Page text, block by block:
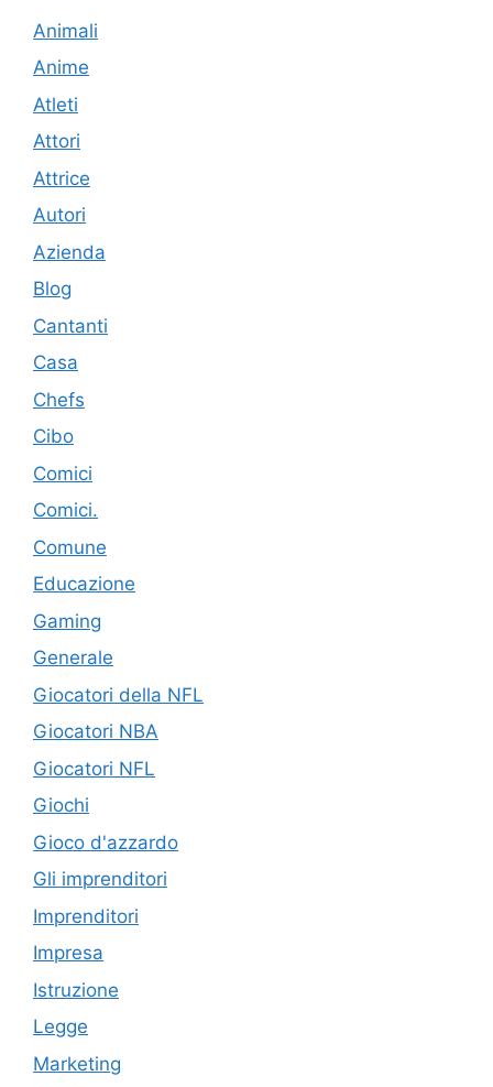
Animali
Anime
Atleti
Attori
Attrice
Autori
Azienda
Blog
Cantanti
Casa
Chefs
Cibo
Comici
Comici.
Comune
Educazione
Gaming
Generale
Giocatori della NFL
Giocatori NBA
Giocatori NFL
Giochi
Gioco d'azzardo
Gli imprenditori
Imprenditori
Impresa
Istruzione
Legge
Marketing